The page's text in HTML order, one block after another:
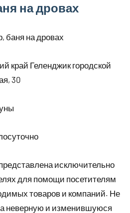
на дровах
баня на дровах
край Геленджик городской
30
исключительно
для помощи посетителям
товаров и компаний. Не
неверную и изменившуюся